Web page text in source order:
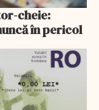
cheie:
în pericol